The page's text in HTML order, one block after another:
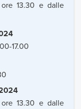
13.30 e dalle
17.00
13.30 e dalle